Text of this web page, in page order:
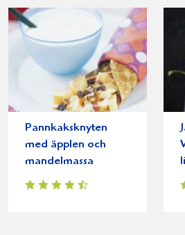
Pannkaksknyten
med äpplen och
mandelmassa